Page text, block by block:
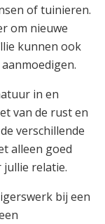
of tuinieren.
om nieuwe
kunnen ook
in en
van de rust en
verschillende
alleen goed
relatie.
bij een